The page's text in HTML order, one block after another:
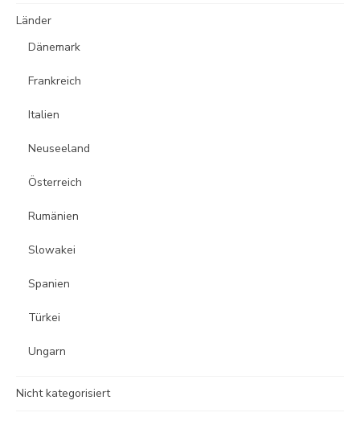
Länder
Dänemark
Frankreich
Italien
Neuseeland
Österreich
Rumänien
Slowakei
Spanien
Türkei
Ungarn
Nicht kategorisiert